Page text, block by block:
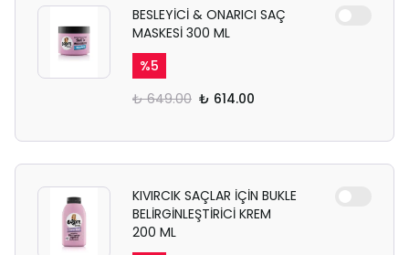
BESLEYİCİ & ONARICI SAÇ
MASKESİ 300 ML
%5
₺ 649.00 ₺ 614.00
KIVIRCIK SAÇLAR İÇİN BUKLE
BELİRGİNLEŞTİRİCİ KREM
200 ML